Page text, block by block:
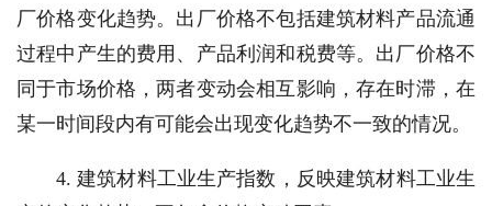
厂价格变化趋势。出厂价格不包括建筑材料产品流通
过程中产生的费用、产品利润和税费等。出厂价格不
同于市场价格，两者变动会相互影响，存在时滞，在
某一时间段内有可能会出现变化趋势不一致的情况。
4. 建筑材料工业生产指数，反映建筑材料工业生